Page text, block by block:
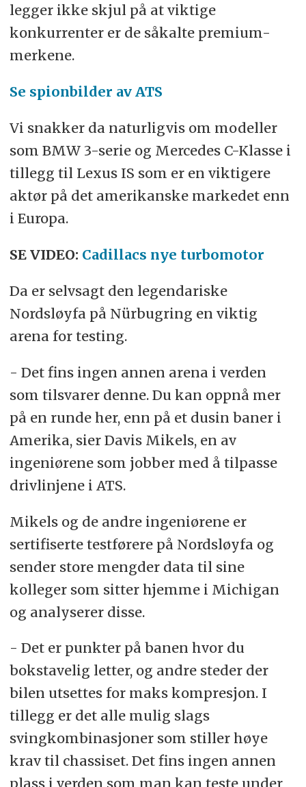
legger ikke skjul på at viktige
konkurrenter er de såkalte premium-
merkene.
Se spionbilder av ATS
Vi snakker da naturligvis om modeller
som BMW 3-serie og Mercedes C-Klasse i
tillegg til Lexus IS som er en viktigere
aktør på det amerikanske markedet enn
i Europa.
SE VIDEO: Cadillacs nye turbomotor
Da er selvsagt den legendariske
Nordsløyfa på Nürbugring en viktig
arena for testing.
- Det fins ingen annen arena i verden
som tilsvarer denne. Du kan oppnå mer
på en runde her, enn på et dusin baner i
Amerika, sier Davis Mikels, en av
ingeniørene som jobber med å tilpasse
drivlinjene i ATS.
Mikels og de andre ingeniørene er
sertifiserte testførere på Nordsløyfa og
sender store mengder data til sine
kolleger som sitter hjemme i Michigan
og analyserer disse.
- Det er punkter på banen hvor du
bokstavelig letter, og andre steder der
bilen utsettes for maks kompresjon. I
tillegg er det alle mulig slags
svingkombinasjoner som stiller høye
krav til chassiset. Det fins ingen annen
plass i verden som man kan teste under